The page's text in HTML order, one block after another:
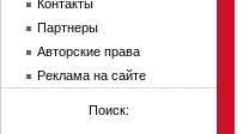
Контакты
Партнеры
Авторские права
Реклама на сайте
Поиск: